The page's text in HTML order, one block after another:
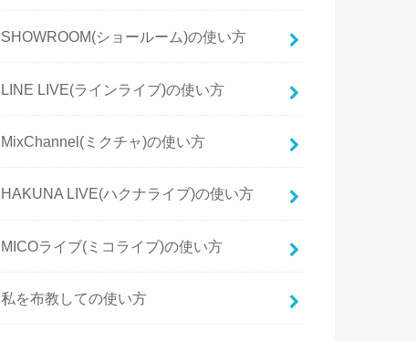
SHOWROOM(ショールーム)の使い方
LINE LIVE(ラインライブ)の使い方
MixChannel(ミクチャ)の使い方
HAKUNA LIVE(ハクナライブ)の使い方
MICOライブ(ミコライブ)の使い方
私を布教しての使い方